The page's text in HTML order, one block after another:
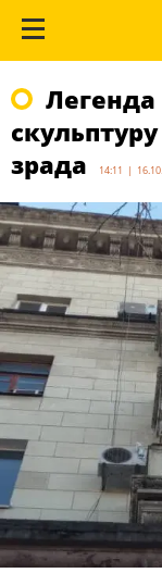
Легенда
зрада
14:11 |